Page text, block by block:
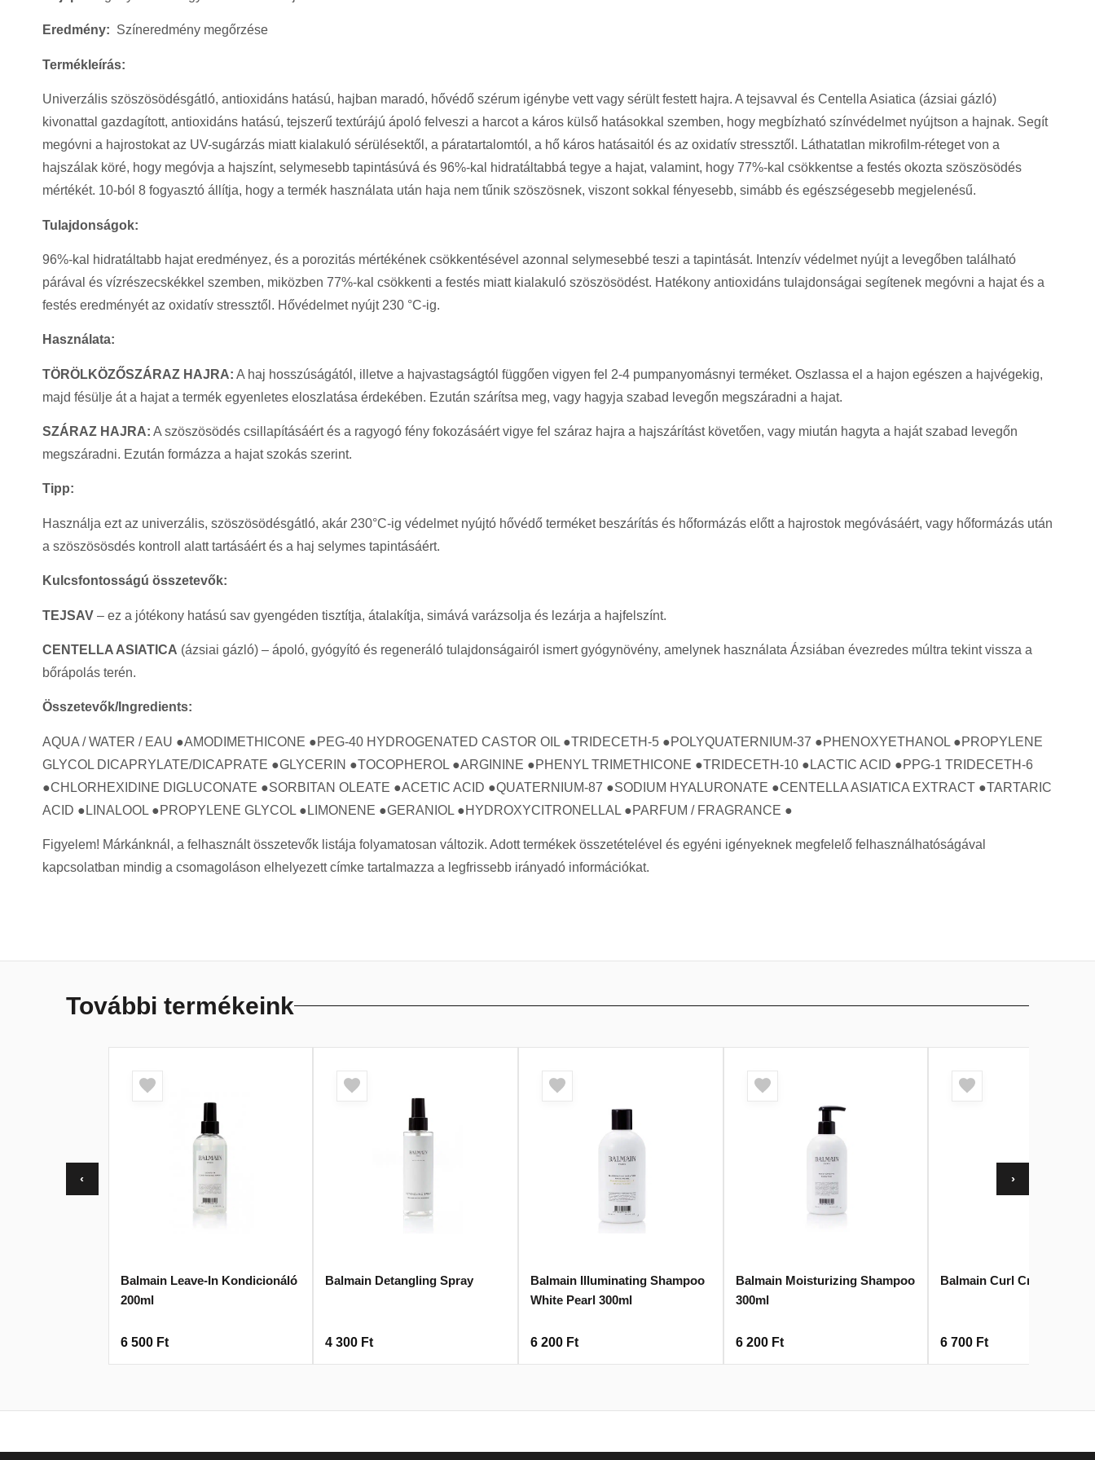
Eredmény: Színeredmény megőrzése
Termékleírás:
Univerzális szöszösödésgátló, antioxidáns hatású, hajban maradó, hővédő szérum igénybe vett vagy sérült festett hajra. A tejsavval és Centella Asiatica (ázsiai gázló)
kivonattal gazdagított, antioxidáns hatású, tejszerű textúrájú ápoló felveszi a harcot a káros külső hatásokkal szemben, hogy megbízható színvédelmet nyújtson a hajnak. Segít
megóvni a hajrostokat az UV-sugárzás miatt kialakuló sérülésektől, a páratartalomtól, a hő káros hatásaitól és az oxidatív stressztől. Láthatatlan mikrofilm-réteget von a
hajszálak köré, hogy megóvja a hajszínt, selymesebb tapintásúvá és 96%-kal hidratáltabbá tegye a hajat, valamint, hogy 77%-kal csökkentse a festés okozta szöszösödés
mértékét. 10-ból 8 fogyasztó állítja, hogy a termék használata után haja nem tűnik szöszösnek, viszont sokkal fényesebb, simább és egészségesebb megjelenésű.
Tulajdonságok:
96%-kal hidratáltabb hajat eredményez, és a porozitás mértékének csökkentésével azonnal selymesebbé teszi a tapintását. Intenzív védelmet nyújt a levegőben található
párával és vízrészecskékkel szemben, miközben 77%-kal csökkenti a festés miatt kialakuló szöszösödést. Hatékony antioxidáns tulajdonságai segítenek megóvni a hajat és a
festés eredményét az oxidatív stressztől. Hővédelmet nyújt 230 °C-ig.
Használata:
TÖRÖLKÖZŐSZÁRAZ HAJRA: A haj hosszúságától, illetve a hajvastagságtól függően vigyen fel 2-4 pumpanyomásnyi terméket. Oszlassa el a hajon egészen a hajvégekig,
majd fésülje át a hajat a termék egyenletes eloszlatása érdekében. Ezután szárítsa meg, vagy hagyja szabad levegőn megszáradni a hajat.
SZÁRAZ HAJRA: A szöszösödés csillapításáért és a ragyogó fény fokozásáért vigye fel száraz hajra a hajszárítást követően, vagy miután hagyta a haját szabad levegőn
megszáradni. Ezután formázza a hajat szokás szerint.
Tipp:
Használja ezt az univerzális, szöszösödésgátló, akár 230°C-ig védelmet nyújtó hővédő terméket beszárítás és hőformázás előtt a hajrostok megóvásáért, vagy hőformázás után
a szöszösösdés kontroll alatt tartásáért és a haj selymes tapintásáért.
Kulcsfontosságú összetevők:
TEJSAV – ez a jótékony hatású sav gyengéden tisztítja, átalakítja, simává varázsolja és lezárja a hajfelszínt.
CENTELLA ASIATICA (ázsiai gázló) – ápoló, gyógyító és regeneráló tulajdonságairól ismert gyógynövény, amelynek használata Ázsiában évezredes múltra tekint vissza a
bőrápolás terén.
Összetevők/Ingredients:
AQUA / WATER / EAU ●AMODIMETHICONE ●PEG-40 HYDROGENATED CASTOR OIL ●TRIDECETH-5 ●POLYQUATERNIUM-37 ●PHENOXYETHANOL ●PROPYLENE
GLYCOL DICAPRYLATE/DICAPRATE ●GLYCERIN ●TOCOPHEROL ●ARGININE ●PHENYL TRIMETHICONE ●TRIDECETH-10 ●LACTIC ACID ●PPG-1 TRIDECETH-6
●CHLORHEXIDINE DIGLUCONATE ●SORBITAN OLEATE ●ACETIC ACID ●QUATERNIUM-87 ●SODIUM HYALURONATE ●CENTELLA ASIATICA EXTRACT ●TARTARIC
ACID ●LINALOOL ●PROPYLENE GLYCOL ●LIMONENE ●GERANIOL ●HYDROXYCITRONELLAL ●PARFUM / FRAGRANCE ●
Figyelem! Márkánknál, a felhasznált összetevők listája folyamatosan változik. Adott termékek összetételével és egyéni igényeknek megfelelő felhasználhatóságával
kapcsolatban mindig a csomagoláson elhelyezett címke tartalmazza a legfrissebb irányadó információkat.
További termékeink
‹
Balmain Leave-In Kondicionáló
200ml
6 500 Ft
Balmain Detangling Spray
4 300 Ft
Balmain Illuminating Shampoo
White Pearl 300ml
6 200 Ft
Balmain Moisturizing Shampoo
300ml
6 200 Ft
Balmain Curl Cream
6 700 Ft
›